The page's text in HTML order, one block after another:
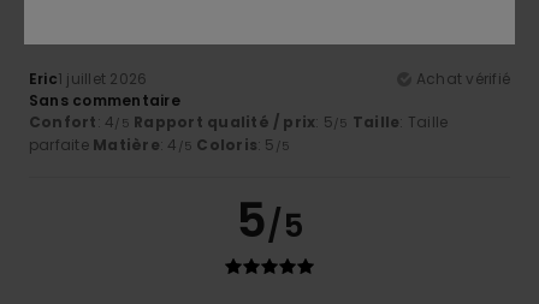
Eric1 juillet 2026
Achat vérifié
Sans commentaire
Confort: 4 /5 Rapport qualité / prix: 5 /5 Taille: Taille
parfaite Matière: 4 /5 Coloris: 5 /5
5/5